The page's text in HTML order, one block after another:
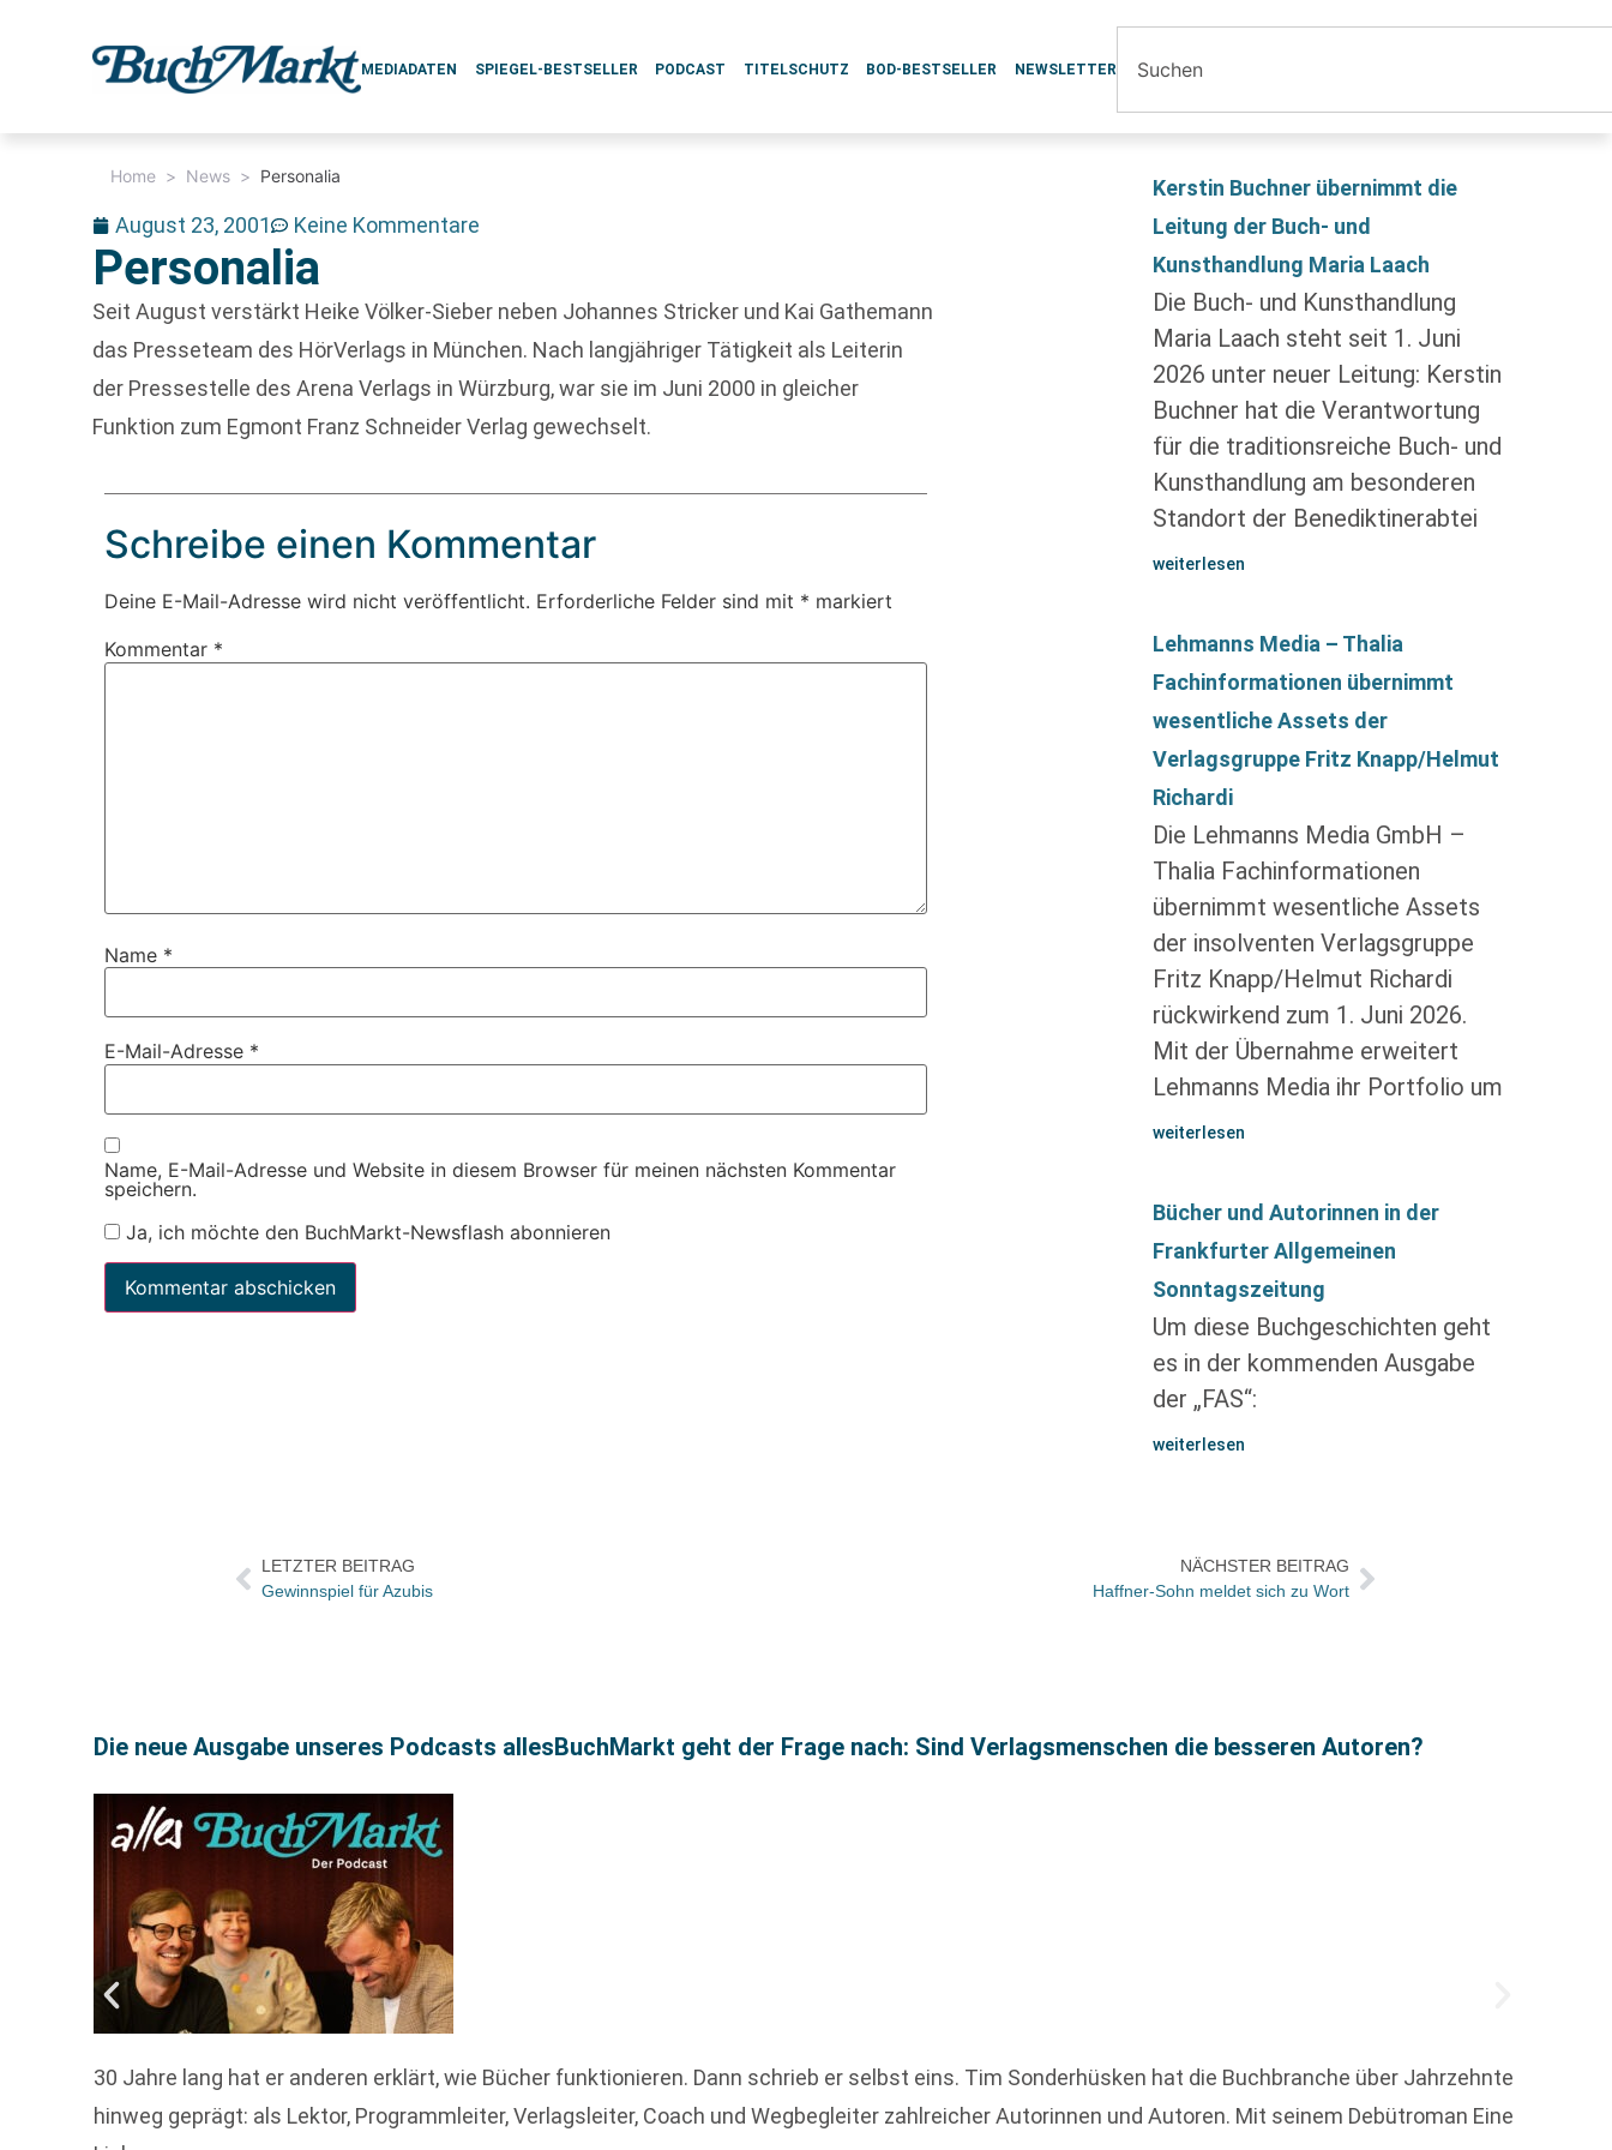
MEDIADATEN SPIEGEL-BESTSELLER PODCAST TITELSCHUTZ BOD-BESTSELLER NEWSLETTER
Home > News > Personalia
August 23, 2001 Keine Kommentare
Personalia
Seit August verstärkt Heike Völker-Sieber neben Johannes Stricker und Kai Gathemann
das Presseteam des HörVerlags in München. Nach langjähriger Tätigkeit als Leiterin
der Pressestelle des Arena Verlags in Würzburg, war sie im Juni 2000 in gleicher
Funktion zum Egmont Franz Schneider Verlag gewechselt.
Schreibe einen Kommentar
Deine E-Mail-Adresse wird nicht veröffentlicht. Erforderliche Felder sind mit * markiert
Kommentar *
Name *
E-Mail-Adresse *
Name, E-Mail-Adresse und Website in diesem Browser für meinen nächsten Kommentar
speichern.
Ja, ich möchte den BuchMarkt-Newsflash abonnieren
Kerstin Buchner übernimmt die
Leitung der Buch- und
Kunsthandlung Maria Laach
Die Buch- und Kunsthandlung
Maria Laach steht seit 1. Juni
2026 unter neuer Leitung: Kerstin
Buchner hat die Verantwortung
für die traditionsreiche Buch- und
Kunsthandlung am besonderen
Standort der Benediktinerabtei
weiterlesen
Lehmanns Media – Thalia
Fachinformationen übernimmt
wesentliche Assets der
Verlagsgruppe Fritz Knapp/Helmut
Richardi
Die Lehmanns Media GmbH –
Thalia Fachinformationen
übernimmt wesentliche Assets
der insolventen Verlagsgruppe
Fritz Knapp/Helmut Richardi
rückwirkend zum 1. Juni 2026.
Mit der Übernahme erweitert
Lehmanns Media ihr Portfolio um
weiterlesen
Bücher und Autorinnen in der
Frankfurter Allgemeinen
Sonntagszeitung
Um diese Buchgeschichten geht
es in der kommenden Ausgabe
der „FAS“:
weiterlesen
LETZTER BEITRAG
Gewinnspiel für Azubis
NÄCHSTER BEITRAG
Haffner-Sohn meldet sich zu Wort
Die neue Ausgabe unseres Podcasts allesBuchMarkt geht der Frage nach: Sind Verlagsmenschen die besseren Autoren?
30 Jahre lang hat er anderen erklärt, wie Bücher funktionieren. Dann schrieb er selbst eins. Tim Sonderhüsken hat die Buchbranche über Jahrzehnte
hinweg geprägt: als Lektor, Programmleiter, Verlagsleiter, Coach und Wegbegleiter zahlreicher Autorinnen und Autoren. Mit seinem Debütroman Eine